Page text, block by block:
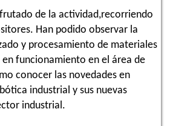
de la actividad,recorriendo
Han podido observar la
y procesamiento de materiales
funcionamiento en el área de
conocer las novedades en
industrial y sus nuevas
industrial.